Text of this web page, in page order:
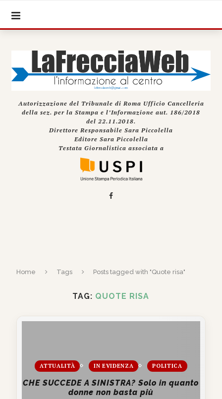
Autorizzazione del Tribunale di Roma Ufficio Cancelleria
della sez. per la Stampa e l’Informazione aut. 186/2018
del 22.11.2018.
Direttore Responsabile Sara Piccolella
Editore Sara Piccolella
Testata Giornalistica associata a
Home Tags Posts tagged with "Quote risa"
TAG: QUOTE RISA
ATTUALITÀ IN EVIDENZA POLITICA
CHE SUCCEDE A SINISTRA? Solo in quanto
donne non basta più